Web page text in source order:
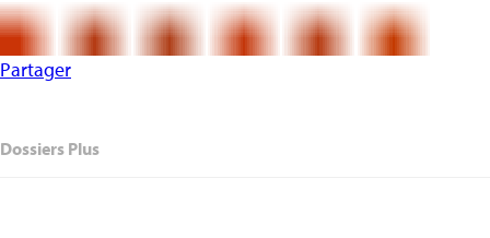
Partager
Dossiers Plus